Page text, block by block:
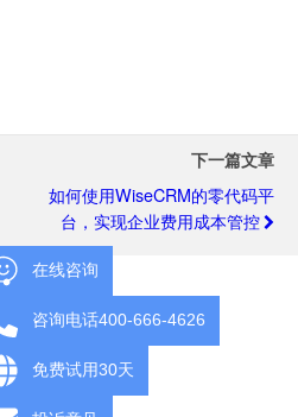
下一篇文章
如何使用WiseCRM的零代码平
台，实现企业费用成本管控
产品
在线咨询
咨询电话400-666-4626
免费试用30天